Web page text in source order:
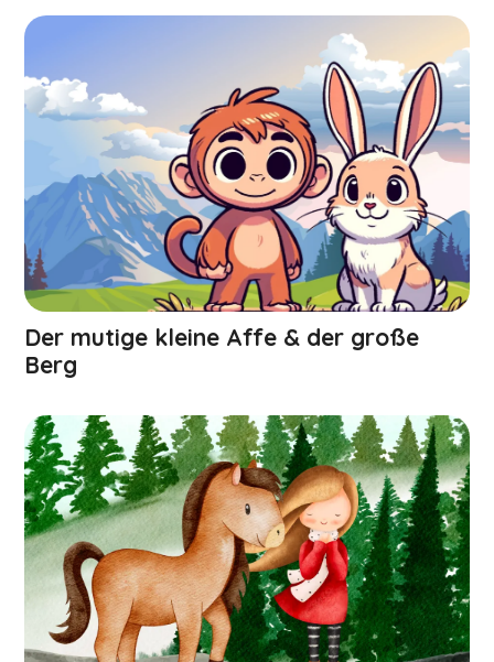
Der mutige kleine Affe & der große
Berg